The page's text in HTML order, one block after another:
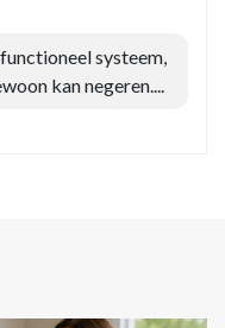
systeem,
kan negeren....